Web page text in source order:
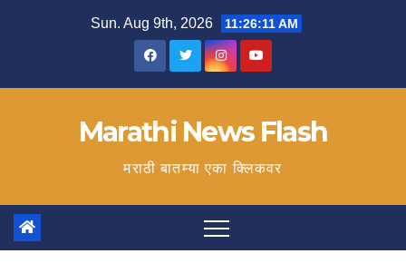
Sun. Aug 9th, 2026 11:26:12 AM
Marathi News Flash
मराठी बातम्या एका क्लिकवर